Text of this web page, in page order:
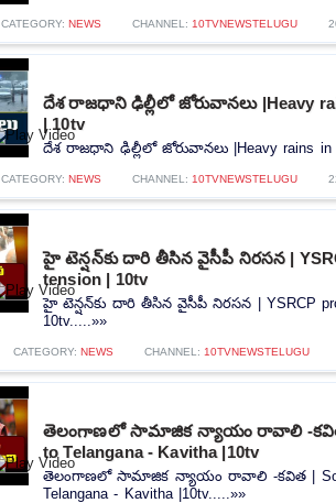
CATEGORY: NEWS CHANNEL: 10TVNEWSTELUGU
దేశ రాజధాని ఢిల్లీలో జోరువానలు |Heavy
| 10tv
దేశ రాజధాని ఢిల్లీలో జోరువానలు |Heavy rains in
CATEGORY: NEWS CHANNEL: 10TVNEWSTELUGU
హై టెన్షన్‌కు దారి తీసిన వైసీపీ నిరసన |
tension | 10tv
హై టెన్షన్‌కు దారి తీసిన వైసీపీ నిరసన | YSRCP
10tv.....»»
CATEGORY: NEWS CHANNEL: 10TVNEWSTELUGU
తెలంగాణలో సామాజిక న్యాయం రావాలి -కవిత |
to Telangana - Kavitha |10tv
తెలంగాణలో సామాజిక న్యాయం రావాలి -కవిత |
Telangana - Kavitha |10tv.....»»